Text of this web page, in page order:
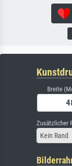
Breite
Zusätzlicher
Kein Rand